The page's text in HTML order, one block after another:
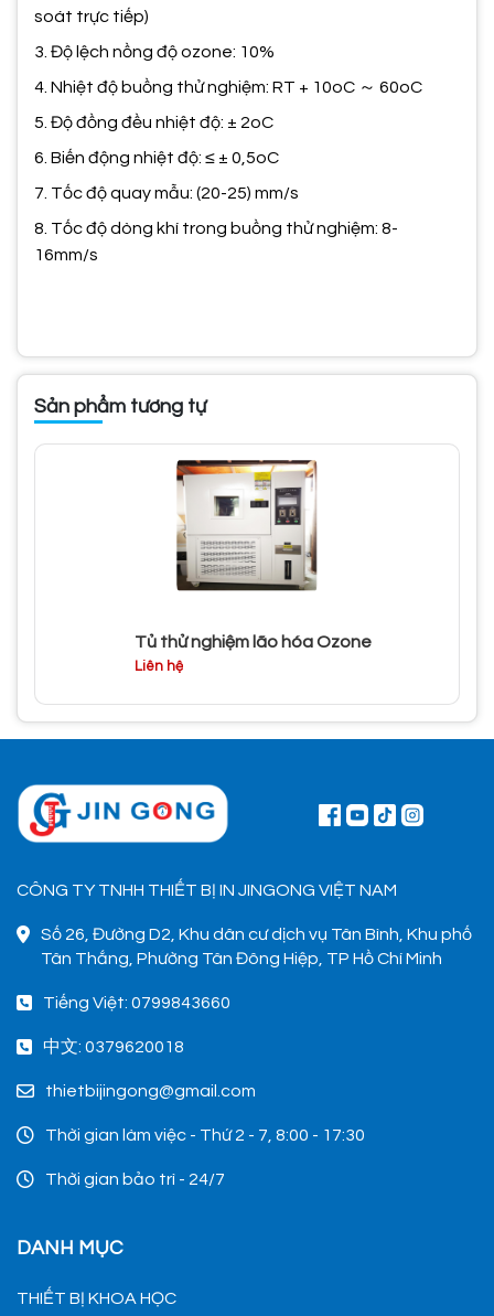
soát trực tiếp)
3. Độ lệch nồng độ ozone: 10%
4. Nhiệt độ buồng thử nghiệm: RT + 10oC ～ 60oC
5. Độ đồng đều nhiệt độ: ± 2oC
6. Biến động nhiệt độ: ≤ ± 0,5oC
7. Tốc độ quay mẫu: (20-25) mm/s
8. Tốc độ dòng khí trong buồng thử nghiệm: 8-
16mm/s
Sản phẩm tương tự
Tủ thử nghiệm lão hóa Ozone
Liên hệ
CÔNG TY TNHH THIẾT BỊ IN JINGONG VIỆT NAM
Số 26, Đường D2, Khu dân cư dịch vụ Tân Bình, Khu phố
Tân Thắng, Phường Tân Đông Hiệp, TP Hồ Chí Minh
Tiếng Việt: 0799843660
中文: 0379620018
thietbijingong@gmail.com
Thời gian làm việc - Thứ 2 - 7, 8:00 - 17:30
Thời gian bảo trì - 24/7
DANH MỤC
THIẾT BỊ KHOA HỌC